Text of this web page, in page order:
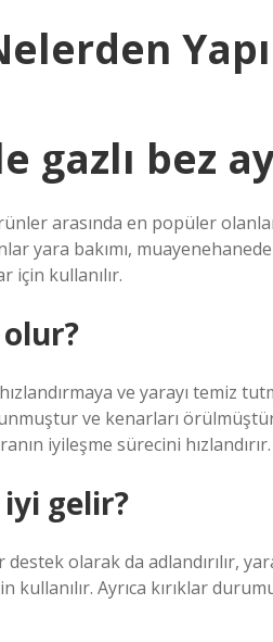
gazlı bez
arasında en popüler
yara bakımı,
için kullanılır.
olur?
ve yarayı temiz
ve kenarları
iyileşme sürecini hızlandırır.
iyi gelir?
destek olarak da adlandırılır,
kullanılır. Ayrıca kırıklar